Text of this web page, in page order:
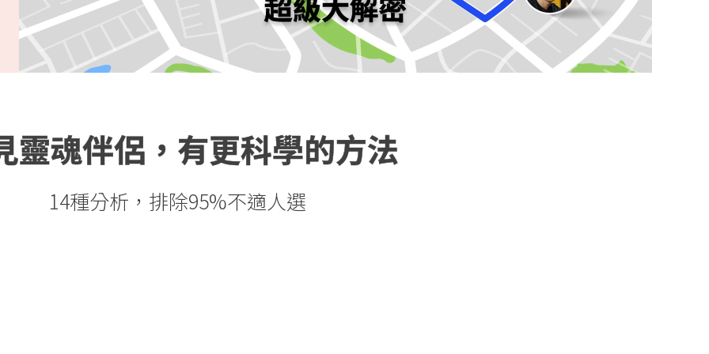
靈魂伴侶，有更科學的方法
14種分析，排除95%不適人選